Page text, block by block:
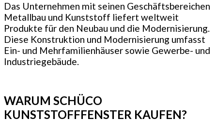
Das Unternehmen mit seinen Geschäftsbereichen
Metallbau und Kunststoff liefert weltweit
Produkte für den Neubau und die Modernisierung.
Diese Konstruktion und Modernisierung umfasst
Ein- und Mehrfamilienhäuser sowie Gewerbe- und
Industriegebäude.
WARUM SCHÜCO
KUNSTSTOFFFENSTER KAUFEN?